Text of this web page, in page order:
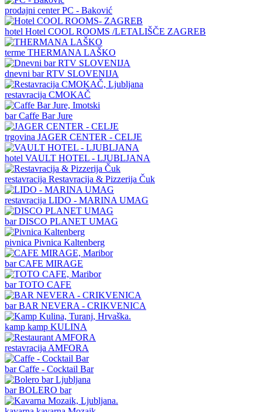
prodajni centerPC - Baković
hotel Hotel COOL ROOMS /LETALIŠČE ZAGREB
terme THERMANA LAŠKO
dnevni barRTV SLOVENIJA
restavracija CMOKAČ
barCaffe Bar Jure
trgovina JAGER CENTER - CELJE
hotel VAULT HOTEL - LJUBLJANA
restavracija Restavracija & Pizzerija Čuk
restavracija LIDO - MARINA UMAG
barDISCO PLANET UMAG
pivnica Pivnica Kaltenberg
barCAFE MIRAGE
barTOTO CAFE
barBAR NEVERA - CRIKVENICA
kamp kamp KULINA
restavracija AMFORA
barCaffe - Cocktail Bar
barBOLERO bar